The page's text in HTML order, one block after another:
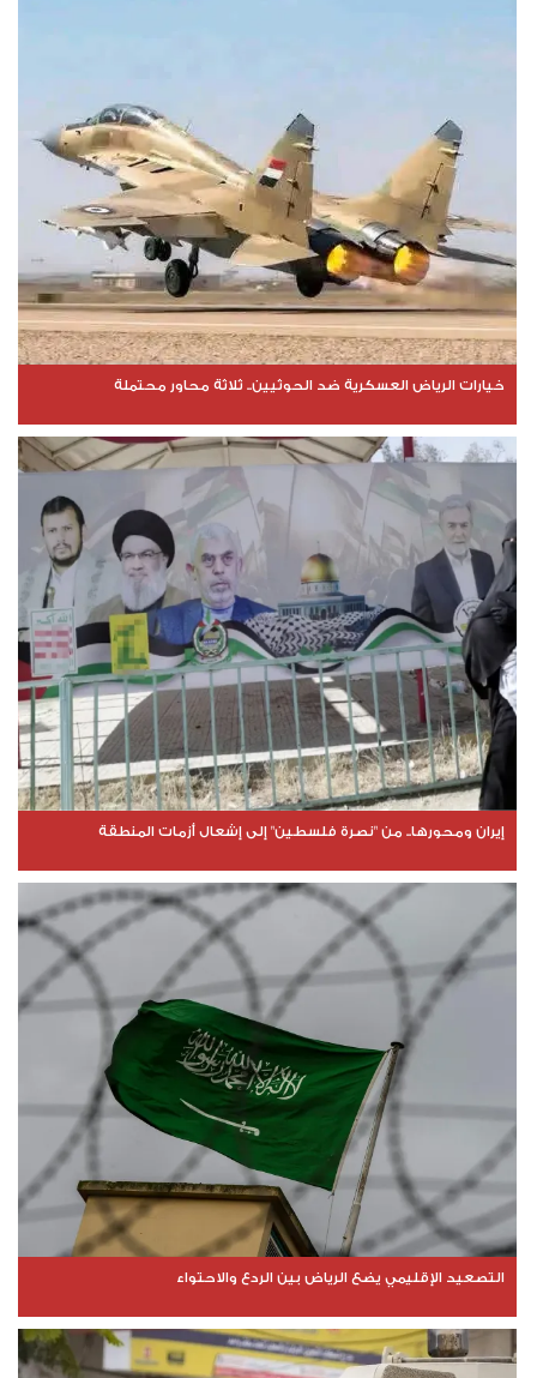
خيارات الرياض العسكرية ضد الحوثيين.. ثلاثة محاور محتملة
إيران ومحورها.. من "نصرة فلسطين" إلى إشعال أزمات المنطقة
التصعيد الإقليمي يضع الرياض بين الردع والاحتواء